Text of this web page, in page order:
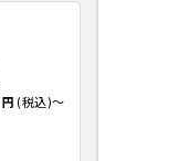
円 (税込)～